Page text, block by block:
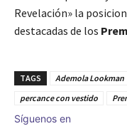
Revelación» la
destacadas de los
TAGS Ademola Lookman
percance con vestido
Síguenos en